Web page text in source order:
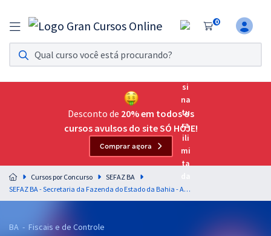
0
Assinatura Ilimitada 11
Acesso a todos os cursos. Teste grátis por 7 dias!
Assinatura OAB Até Passar
Acesso ilimitado a toda preparação para o Exame da
Residências Multiprofissionais
Preparação completa e intensiva para as principais
residências em saúde do Brasil
Desconto de 20% em todos os
cursos avulsos do site SÓ HOJE!
Comprar agora
Cursos por Concurso
SEFAZ BA
SEFAZ BA - Secretaria da Fazenda do Estado da Bahia - Agente de Tributos Estaduais - Áreas de Atuação: Tecnologia da Informação
BA - Fiscais e de Controle